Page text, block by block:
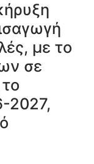
με το
σε
2027,